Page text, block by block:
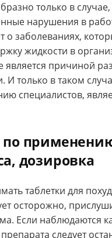
только в случае,
нарушения в
о заболеваниях,
жидкости в
причиной
И только в таком
специалистов,
по
дозировка
таблетки для
осторожно,
Если наблюдаются
следует